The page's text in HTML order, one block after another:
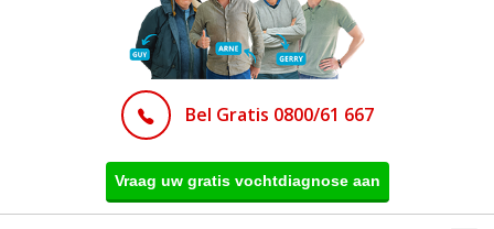
Bel Gratis 0800/61 667
Vraag uw gratis vochtdiagnose aan